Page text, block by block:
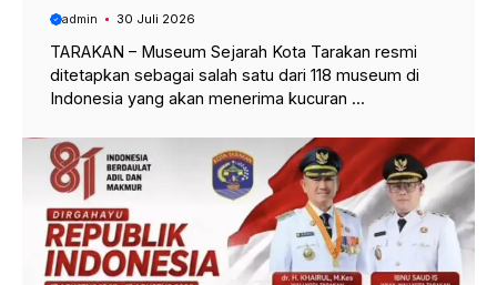
admin 30 Juli 2026
TARAKAN – Museum Sejarah Kota Tarakan resmi
ditetapkan sebagai salah satu dari 118 museum di
Indonesia yang akan menerima kucuran ...